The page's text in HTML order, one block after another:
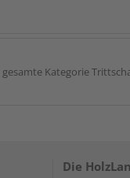
gesamte Kategorie
Die